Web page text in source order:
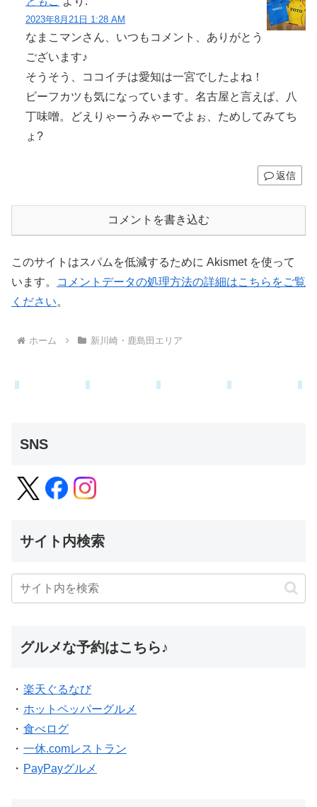
2023年8月21日 1:28 AM
なまこマンさん、いつもコメント、ありがとう
ございます♪
そうそう、ココイチは愛知は一宮でしたよね！
ビーフカツも気になっています。名古屋と言えば、八
丁味噌。どえりゃーうみゃーでよぉ、ためしてみてち
ょ?
返信
コメントを書き込む
このサイトはスパムを低減するために Akismet を使って
います。
コメントデータの処理方法の詳細はこちらをご覧
ください。
ホーム 新川崎・鹿島田エリア
SNS
サイト内検索
グルメな予約はこちら♪
・ 楽天ぐるなび
・ ホットペッパーグルメ
・ 食べログ
・ 一休.comレストラン
・ PayPayグルメ